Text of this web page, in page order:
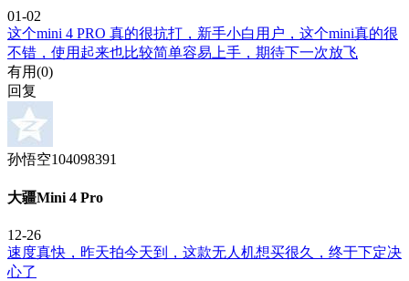
01-02
这个mini 4 PRO 真的很抗打，新手小白用户，这个mini真的很
不错，使用起来也比较简单容易上手，期待下一次放飞
有用(0)
回复
孙悟空104098391
大疆Mini 4 Pro
12-26
速度真快，昨天拍今天到，这款无人机想买很久，终于下定决
心了